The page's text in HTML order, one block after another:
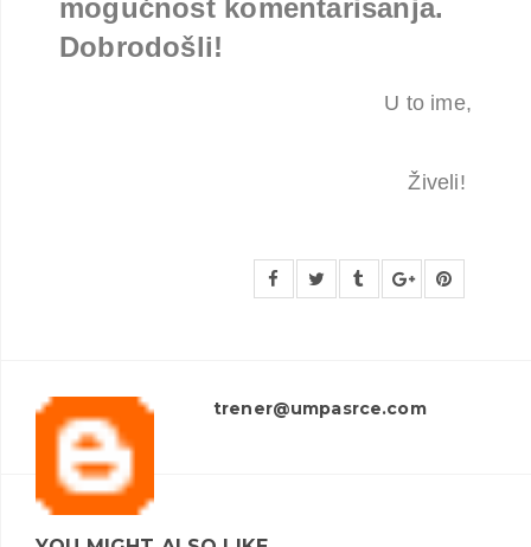
mogućnost komentarisanja.
Dobrodošli!
U to ime,
Živeli!
trener@umpasrce.com